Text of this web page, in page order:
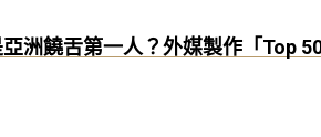
洲饒舌第一人？外媒製作「Top